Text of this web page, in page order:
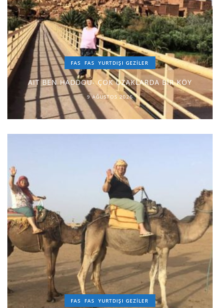
FAS FAS YURTDIŞI GEZILER
AIT BEN HADDOU- ÇOK UZAKLARDA BİR KÖY
9 AĞUSTOS 2026
FAS FAS YURTDIŞI GEZILER